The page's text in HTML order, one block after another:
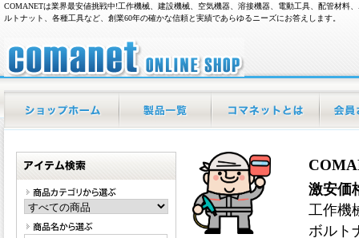
COMANETは業界最安値挑戦中!工作機械、建設機械、空気機器、溶接機器、電動工具、配管材料
ルトナット、各種工具など、創業60年の確かな信頼と実績であらゆるニーズにお答えします。
アイテム検索
激安価
工作機
ボルト